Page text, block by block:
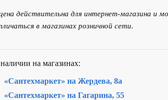
действительна для интернет-магазина и
в магазинах розничной сети.
на магазинах:
«Сантехмаркет» на Жердева, 8а
«Сантехмаркет» на Гагарина, 55